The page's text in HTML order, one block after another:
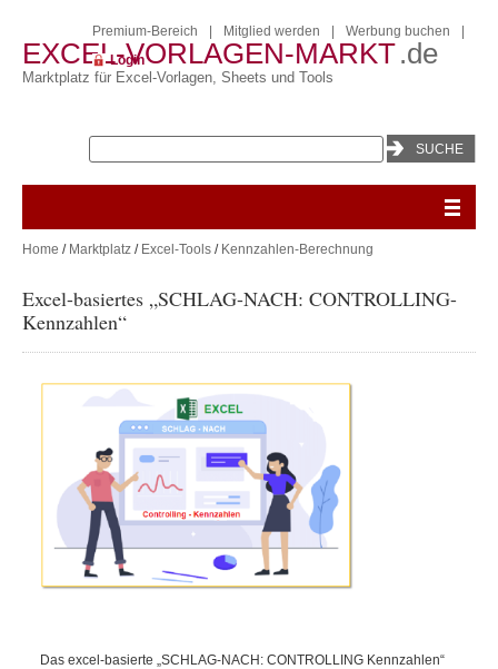
EXCEL-VORLAGEN-MARKT.de
Marktplatz für Excel-Vorlagen, Sheets und Tools
Premium-Bereich Mitglied werden Werbung buchen
Login
Home / Marktplatz / Excel-Tools / Kennzahlen-Berechnung
Excel-basiertes „SCHLAG-NACH: CONTROLLING-
Kennzahlen“
Das excel-basierte „SCHLAG-NACH: CONTROLLING Kennzahlen“